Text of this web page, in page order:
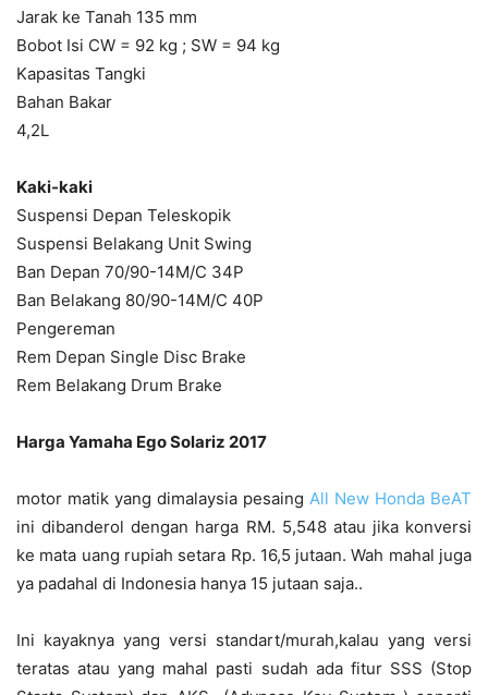
Jarak ke Tanah 135 mm
Bobot Isi CW = 92 kg ; SW = 94 kg
Kapasitas Tangki
Bahan Bakar
4,2L
Kaki-kaki
Suspensi Depan Teleskopik
Suspensi Belakang Unit Swing
Ban Depan 70/90-14M/C 34P
Ban Belakang 80/90-14M/C 40P
Pengereman
Rem Depan Single Disc Brake
Rem Belakang Drum Brake
Harga Yamaha Ego Solariz 2017
motor matik yang dimalaysia pesaing All New Honda BeAT
ini dibanderol dengan harga RM. 5,548 atau jika konversi
ke mata uang rupiah setara Rp. 16,5 jutaan. Wah mahal juga
ya padahal di Indonesia hanya 15 jutaan saja..
Ini kayaknya yang versi standart/murah,kalau yang versi
teratas atau yang mahal pasti sudah ada fitur SSS (Stop